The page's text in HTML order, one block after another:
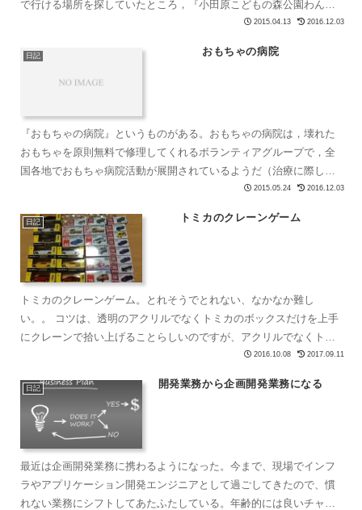
で行ける場所を探していたところ，『小田原こどもの森公園わんぱ
くらんど』というアスレチック要素満載の遊び場があるではない
2015.04.13 2016.12.03
日記 おもちゃの病院
『おもちゃの病院』というものがある。おもちゃの病院は，壊れた
おもちゃを原則無料で修理してくれるボランティアグループで，全
国各地でおもちゃ病院活動が展開されているようだ（治療に際し部
品が必要となる場合は，部品代などの費用は有料となる）。何回
2015.05.24 2016.12.03
日記 トミカのクレーンゲーム
トミカのクレーンゲーム。とれそうでとれない、なかなか難し
い。。 コツは、透明のアクリルでなくトミカのボックスだけを上手
にクレーンで拾い上げることらしいのですが、アクリルでなくトミ
カのボックスを拾い上げるのが大変難しい。スタッフさんのサポー
2016.10.08 2017.09.11
日記 開発業務から企画開発業務になる
最近は企画開発業務に携わるようになった。今まで、現場でインフ
ラやアプリケーション開発エンジニアとして過ごしてきたので、慣
れない業務にシフトしてあたふたしている。年齢的には良いチャレ